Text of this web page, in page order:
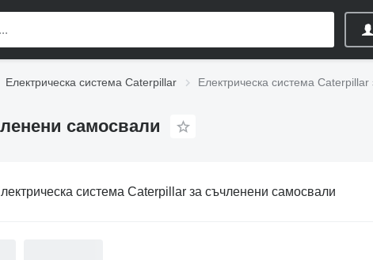
Електрическа система Caterpillar Електрическа система
самосвали
система Caterpillar за съчленени самосвали